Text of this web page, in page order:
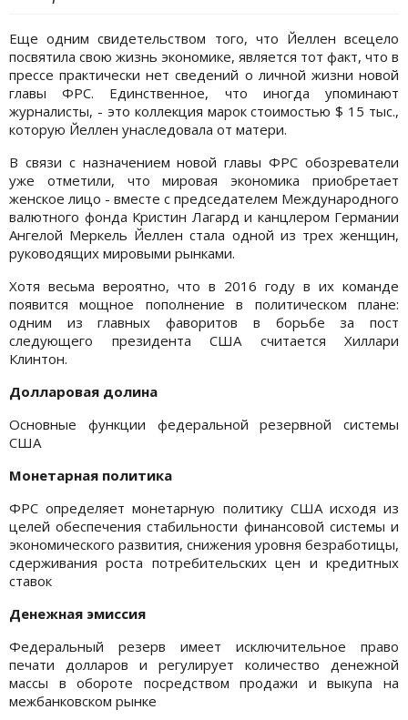
Еще одним свидетельством того, что Йеллен всецело
посвятила свою жизнь экономике, является тот факт, что в
прессе практически нет сведений о личной жизни новой
главы ФРС. Единственное, что иногда упоминают
журналисты, - это коллекция марок стоимостью $ 15 тыс.,
которую Йеллен унаследовала от матери.
В связи с назначением новой главы ФРС обозреватели
уже отметили, что мировая экономика приобретает
женское лицо - вместе с председателем Международного
валютного фонда Кристин Лагард и канцлером Германии
Ангелой Меркель Йеллен стала одной из трех женщин,
руководящих мировыми рынками.
Хотя весьма вероятно, что в 2016 году в их команде
появится мощное пополнение в политическом плане:
одним из главных фаворитов в борьбе за пост
следующего президента США считается Хиллари
Клинтон.
Долларовая долина
Основные функции федеральной резервной системы
США
Монетарная политика
ФРС определяет монетарную политику США исходя из
целей обеспечения стабильности финансовой системы и
экономического развития, снижения уровня безработицы,
сдерживания роста потребительских цен и кредитных
ставок
Денежная эмиссия
Федеральный резерв имеет исключительное право
печати долларов и регулирует количество денежной
массы в обороте посредством продажи и выкупа на
межбанковском рынке